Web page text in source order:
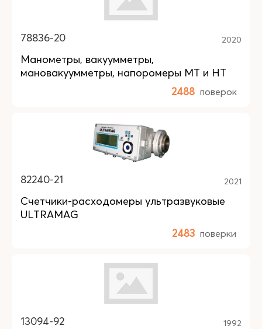
78836-20 2020
Манометры, вакуумметры,
мановакуумметры, напоромеры МТ и НТ
2488 поверок
82240-21 2021
Счетчики-расходомеры ультразвуковые
ULTRAMAG
2483 поверки
13094-92 1992